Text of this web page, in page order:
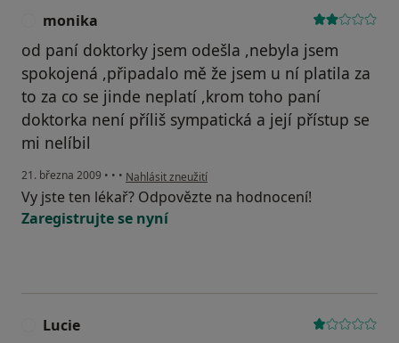
monika
od paní doktorky jsem odešla ,nebyla jsem
spokojená ,připadalo mě že jsem u ní platila za
to za co se jinde neplatí ,krom toho paní
doktorka není příliš sympatická a její přístup se
mi nelíbil
21. března 2009 • • • podle názoru uživatele monika
Nahlásit zneužití
Vy jste ten lékař? Odpovězte na hodnocení!
Zaregistrujte se nyní
Lucie